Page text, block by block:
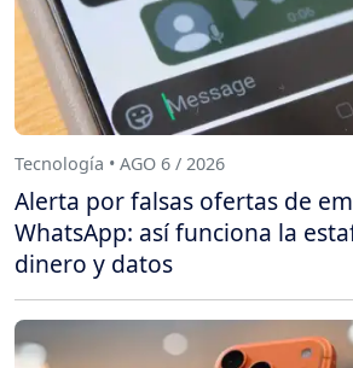
Tecnología • AGO 6 / 2026
Alerta por falsas ofertas de
WhatsApp: así funciona la
dinero y datos